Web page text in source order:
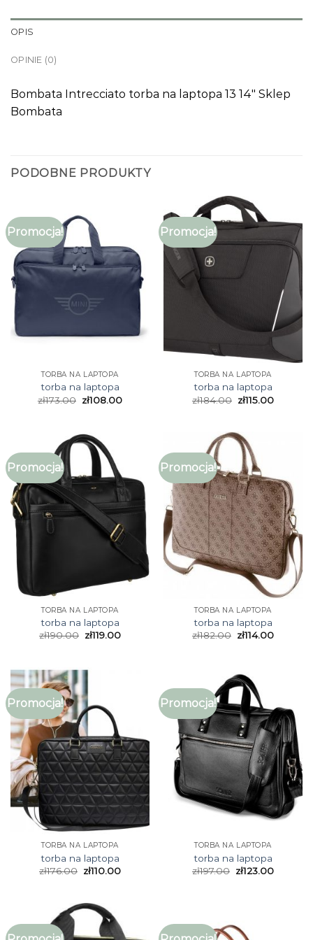
OPIS
OPINIE (0)
Bombata Intrecciato torba na laptopa 13 14″ Sklep
Bombata
PODOBNE PRODUKTY
Promocja!
TORBA NA LAPTOPA
torba na laptopa
zł173.00 zł108.00
Promocja!
TORBA NA LAPTOPA
torba na laptopa
zł184.00 zł115.00
Promocja!
TORBA NA LAPTOPA
torba na laptopa
zł190.00 zł119.00
Promocja!
TORBA NA LAPTOPA
torba na laptopa
zł182.00 zł114.00
Promocja!
TORBA NA LAPTOPA
torba na laptopa
zł176.00 zł110.00
Promocja!
TORBA NA LAPTOPA
torba na laptopa
zł197.00 zł123.00